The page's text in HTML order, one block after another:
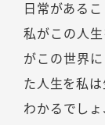
日常があるこ
私がこの人
がこの世界
た人生を私は
わかるでし